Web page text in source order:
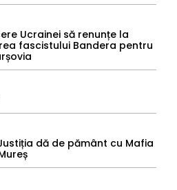
Ucrainei să renunțe la
fascistului Bandera pentru
Justiția dă de pământ cu Mafia